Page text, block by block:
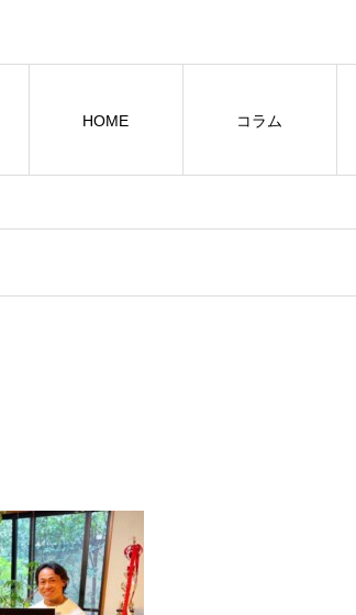
HOME コラム